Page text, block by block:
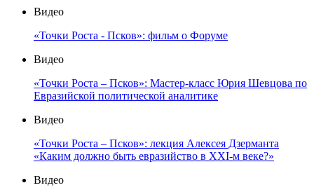
Видео
«Точки Роста - Псков»: фильм о Форуме
Видео
«Точки Роста – Псков»: Мастер-класс Юрия Шевцова по
Евразийской политической аналитике
Видео
«Точки Роста – Псков»: лекция Алексея Дзерманта
«Каким должно быть евразийство в XXI-м веке?»
Видео